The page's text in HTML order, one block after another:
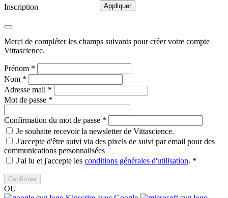
Inscription
Merci de compléter les champs suivants pour créer votre compte
Vittascience.
Prénom *
Nom *
Adresse mail *
Mot de passe *
Confirmation du mot de passe *
Je souhaite recevoir la newsletter de Vittascience.
J'accepte d'être suivi via des pixels de suivi par email pour des
communications personnalisées
J'ai lu et j'accepte les conditions générales d'utilisation. *
Confirmer
OU
Appliquer